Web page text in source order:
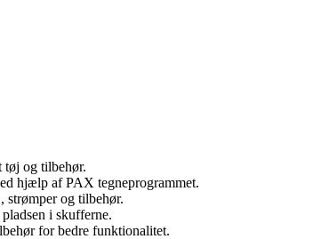
tøj og tilbehør.
hjælp af PAX tegneprogrammet.
og tilbehør.
i skufferne.
for bedre funktionalitet.